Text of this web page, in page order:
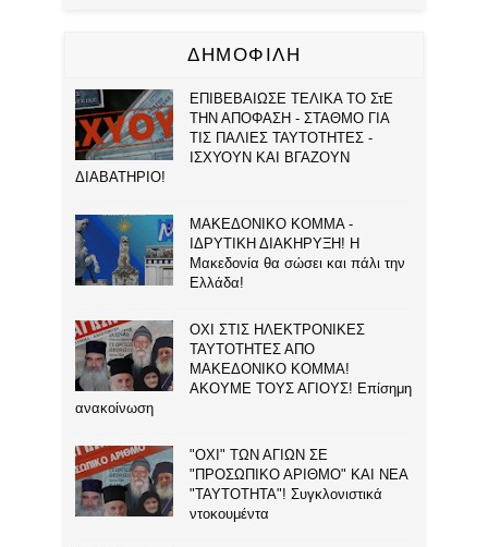
ΔΗΜΟΦΙΛΗ
ΕΠΙΒΕΒΑΙΩΣΕ ΤΕΛΙΚΑ ΤΟ ΣτΕ
ΤΗΝ ΑΠΟΦΑΣΗ - ΣΤΑΘΜΟ ΓΙΑ
ΤΙΣ ΠΑΛΙΕΣ ΤΑΥΤΟΤΗΤΕΣ -
ΙΣΧΥΟΥΝ ΚΑΙ ΒΓΑΖΟΥΝ
ΔΙΑΒΑΤΗΡΙΟ!
ΜΑΚΕΔΟΝΙΚΟ ΚΟΜΜΑ -
ΙΔΡΥΤΙΚΗ ΔΙΑΚΗΡΥΞΗ! Η
Μακεδονία θα σώσει και πάλι την
Ελλάδα!
ΟΧΙ ΣΤΙΣ ΗΛΕΚΤΡΟΝΙΚΕΣ
ΤΑΥΤΟΤΗΤΕΣ ΑΠΟ
ΜΑΚΕΔΟΝΙΚΟ ΚΟΜΜΑ!
ΑΚΟΥΜΕ ΤΟΥΣ ΑΓΙΟΥΣ! Επίσημη
ανακοίνωση
"ΟΧΙ" ΤΩΝ ΑΓΙΩΝ ΣΕ
"ΠΡΟΣΩΠΙΚΟ ΑΡΙΘΜΟ" ΚΑΙ ΝΕΑ
"ΤΑΥΤΟΤΗΤΑ"! Συγκλονιστικά
ντοκουμέντα